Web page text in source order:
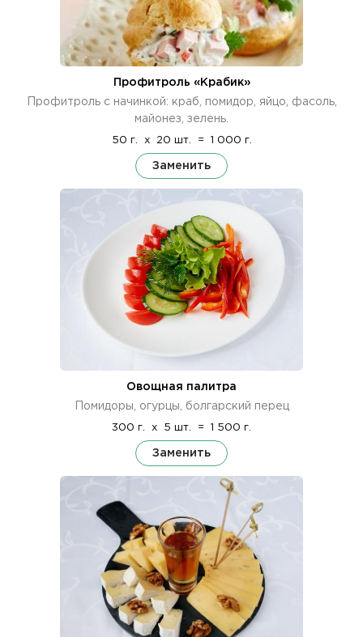
Профитроль «Крабик»
Профитроль с начинкой: краб, помидор, яйцо, фасоль,
майонез, зелень.
50 г. x 20 шт. = 1 000 г.
Заменить
Овощная палитра
Помидоры, огурцы, болгарский перец
300 г. x 5 шт. = 1 500 г.
Заменить